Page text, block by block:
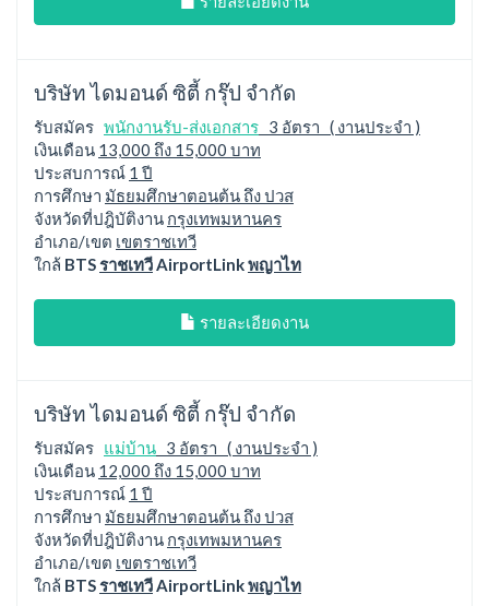
บริษัท ไดมอนด์ ซิตี้ กรุ๊ป จำกัด
รับสมัคร พนักงานรับ-ส่งเอกสาร 3 อัตรา ( งานประจำ )
เงินเดือน 13,000 ถึง 15,000 บาท
ประสบการณ์ 1 ปี
การศึกษา มัธยมศึกษาตอนต้น ถึง ปวส
จังหวัดที่ปฎิบัติงาน กรุงเทพมหานคร
อำเภอ/เขต เขตราชเทวี
ใกล้ BTSราชเทวีAirportLinkพญาไท
รายละเอียดงาน
บริษัท ไดมอนด์ ซิตี้ กรุ๊ป จำกัด
รับสมัคร แม่บ้าน 3 อัตรา ( งานประจำ )
เงินเดือน 12,000 ถึง 15,000 บาท
ประสบการณ์ 1 ปี
การศึกษา มัธยมศึกษาตอนต้น ถึง ปวส
จังหวัดที่ปฎิบัติงาน กรุงเทพมหานคร
อำเภอ/เขต เขตราชเทวี
ใกล้ BTSราชเทวีAirportLinkพญาไท